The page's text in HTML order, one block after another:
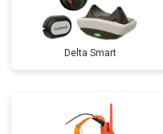
Delta Smart